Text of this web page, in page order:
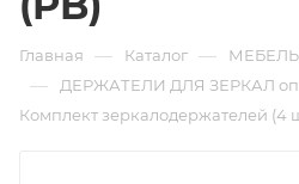
Главная — Каталог —
— ДЕРЖАТЕЛИ ДЛЯ ЗЕРКАЛ
Комплект зеркалодержателей (4